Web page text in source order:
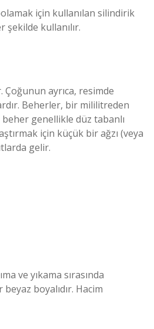
için kullanılan silindirik
şekilde kullanılır.
ayrıca, resimde
Beherler, bir mililitreden
genellikle düz tabanlı
için küçük bir ağzı (veya
gelir.
ve yıkama sırasında
boyalıdır. Hacim